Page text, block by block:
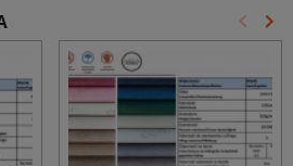
keyboard_arrow_left keyboard_arrow_right